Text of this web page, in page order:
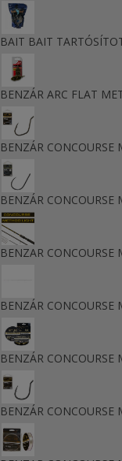
BAIT BAIT
BENZÁR ARC FLAT
BENZÁR
BENZÁR CONCOURSE
BENZAR CONCOURSE
BENZÁR CONCOURSE
BENZÁR CONCOURSE
BENZÁR CONCOURSE